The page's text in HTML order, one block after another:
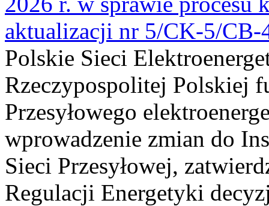
aktualizacji nr 5/CK-5/CB-
Polskie Sieci
Rzeczypospolitej Polskiej
Przesyłowego
wprowadzenie zmian do
Sieci Przesyłowej,
Regulacji Energetyki